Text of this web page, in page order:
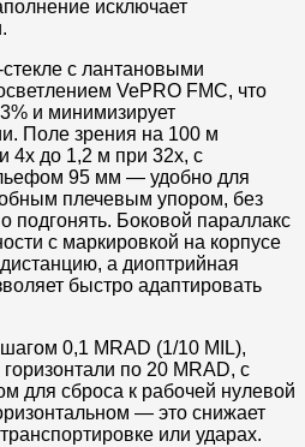
исключает
с лантановыми
VePRO FMC, что
и минимизирует
Поле зрения на 100 м
4x до 1,2 м при 32x, с
95 мм — удобно для
плечевым упором, без
подгонять. Боковой параллакс
с маркировкой на корпусе
а диоптрийная
быстро адаптировать
0,1 MRAD (1/10 MIL),
по 20 MRAD, с
для сброса к рабочей нулевой
— это снижает
или ударах.